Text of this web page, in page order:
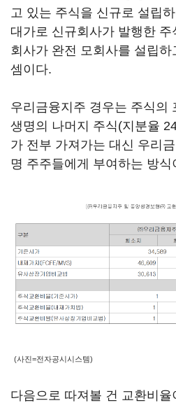
고 있는 주식을 신규로 설립
대가로 신규회사가 발행한
회사가 완전 모회사를 설립
셈이다.
우리금융지주 경우는 주식의
생명의 나머지 주식(지분율
가 전부 가져가는 대신 우리
명 주주들에게 부여하는 방식
(사진=전자공시시스템)
다음으로 따져볼 건 교환비율